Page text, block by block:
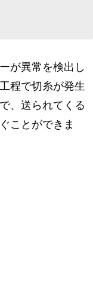
が異常を検出し
程で切糸が発生
、送られてくる
ことができま